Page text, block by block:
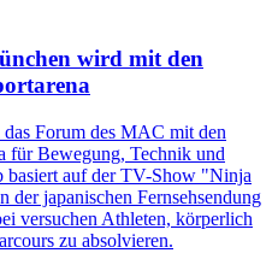
wird mit den
Forum des MAC mit den
für Bewegung, Technik und
basiert auf der TV-Show "Ninja
japanischen Fernsehsendung
versuchen Athleten, körperlich
zu absolvieren.